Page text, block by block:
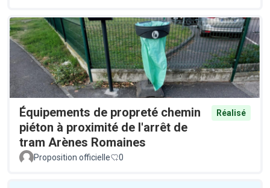
Équipements de propreté chemin
piéton à proximité de l'arrêt de
tram Arènes Romaines
Réalisé
Proposition officielle 0